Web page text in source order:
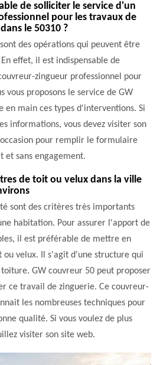
de solliciter le service d'un
pour les travaux de
le 50310 ?
des opérations qui peuvent être
effet, il est indispensable de
zingueur professionnel pour
vous proposons le service de GW
en main ces types d'interventions. Si
informations, vous devez visiter son
pour remplir le formulaire
et sans engagement.
de toit ou velux dans la ville
sont des critères très importants
habitation. Pour assurer l'apport de
il est préférable de mettre en
ou velux. Il s'agit d'une structure qui
GW couvreur 50 peut proposer
ce travail de zinguerie. Ce couvreur-
les nombreuses techniques pour
qualité. Si vous voulez de plus
visiter son site web.